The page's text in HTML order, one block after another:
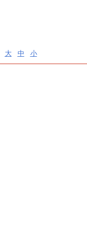
大 中 小